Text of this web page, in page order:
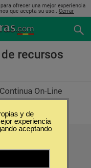
ofrecer una mejor experiencia
que acepta su uso.. Cerrar
recursos
On-Line
y de
experiencia
aceptando